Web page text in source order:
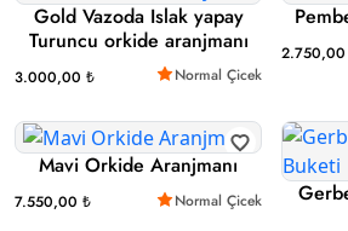
Gold Vazoda Islak yapay
Turuncu orkide aranjmanı
3.000,00 ₺ Normal Çicek
Mavi Orkide Aranjmanı
7.550,00 ₺ Normal Çicek